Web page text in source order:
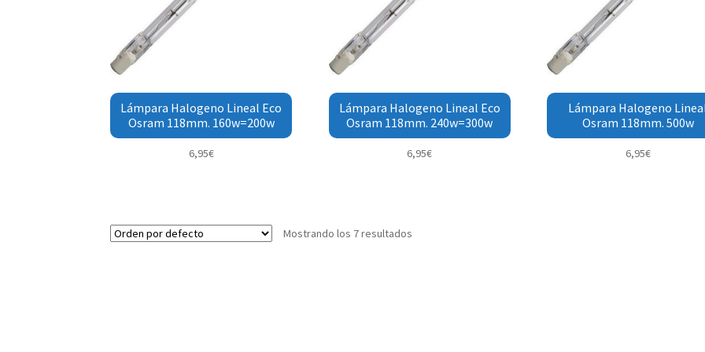
Lámpara Halogeno Lineal Eco
Osram 118mm. 160w=200w
6,95€
Lámpara Halogeno Lineal Eco
Osram 118mm. 240w=300w
6,95€
Lámpara Halogeno
Osram 118mm. 500w
6,95€
Mostrando los 7 resultados